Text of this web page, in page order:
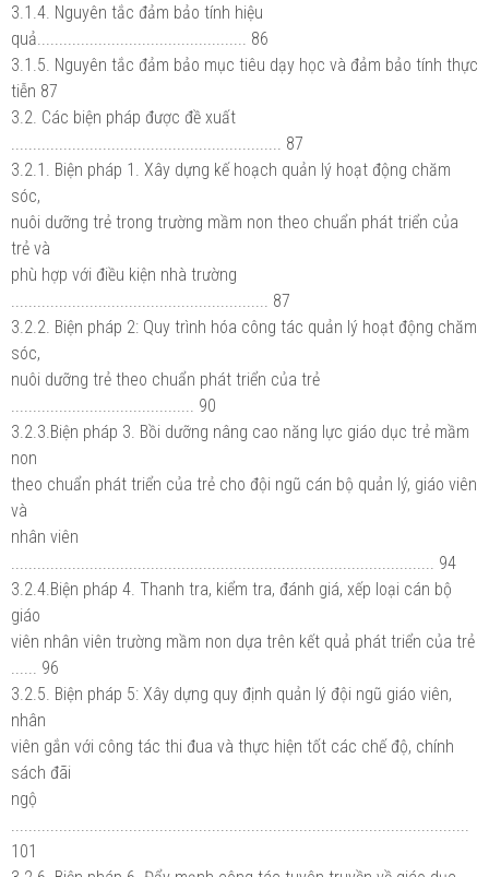
3.1.4. Nguyên tắc đảm bảo tính hiệu
quả................................................ 86
3.1.5. Nguyên tắc đảm bảo mục tiêu dạy học và đảm bảo tính thực
tiễn 87
3.2. Các biện pháp được đề xuất
.............................................................. 87
3.2.1. Biện pháp 1. Xây dựng kế hoạch quản lý hoạt động chăm
sóc,
nuôi dưỡng trẻ trong trường mầm non theo chuẩn phát triển của
trẻ và
phù hợp với điều kiện nhà trường
........................................................... 87
3.2.2. Biện pháp 2: Quy trình hóa công tác quản lý hoạt động chăm
sóc,
nuôi dưỡng trẻ theo chuẩn phát triển của trẻ
.......................................... 90
3.2.3.Biện pháp 3. Bồi dưỡng nâng cao năng lực giáo dục trẻ mầm
non
theo chuẩn phát triển của trẻ cho đội ngũ cán bộ quản lý, giáo viên
và
nhân viên
................................................................................................. 94
3.2.4.Biện pháp 4. Thanh tra, kiểm tra, đánh giá, xếp loại cán bộ
giáo
viên nhân viên trường mầm non dựa trên kết quả phát triển của trẻ
...... 96
3.2.5. Biện pháp 5: Xây dựng quy định quản lý đội ngũ giáo viên,
nhân
viên gắn với công tác thi đua và thực hiện tốt các chế độ, chính
sách đãi
ngộ
101